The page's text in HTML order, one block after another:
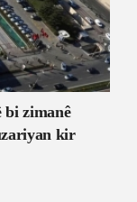
bi zimanê
kir